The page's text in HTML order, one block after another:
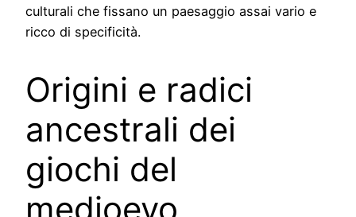
culturali che fissano un paesaggio assai vario e
ricco di specificità.
Origini e radici
ancestrali dei
giochi del